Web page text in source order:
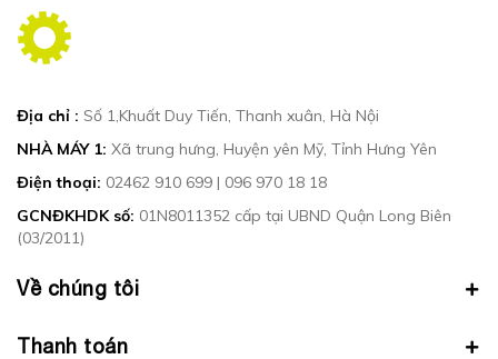
Địa chỉ : Số 1,Khuất Duy Tiến, Thanh xuân, Hà Nội
NHÀ MÁY 1: Xã trung hưng, Huyện yên Mỹ, Tỉnh Hưng Yên
Điện thoại: 02462 910 699 | 096 970 18 18
GCNĐKHDK số: 01N8011352 cấp tại UBND Quận Long Biên
(03/2011)
Về chúng tôi
Thanh toán